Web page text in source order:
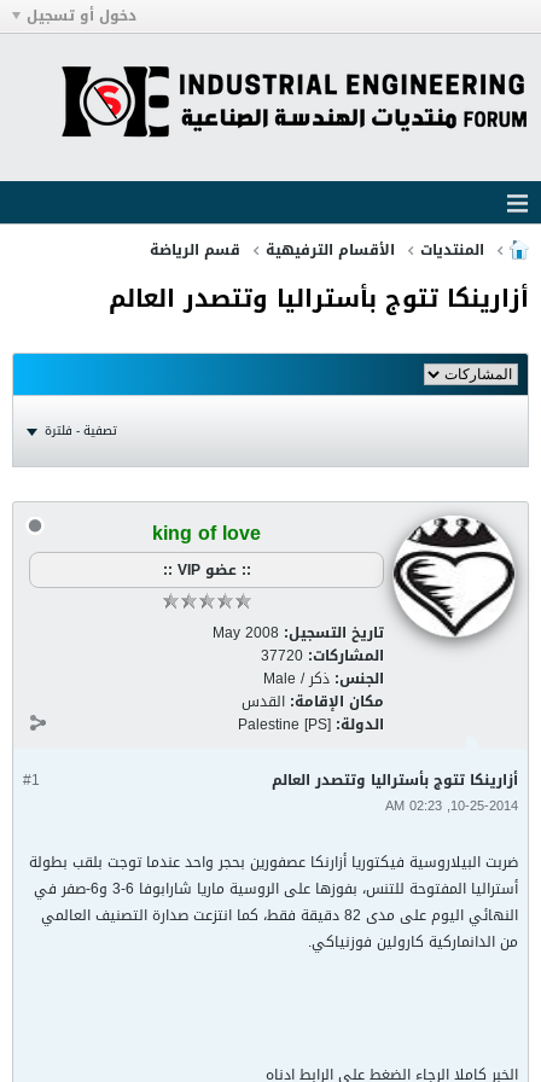
دخول أو تسجيل
المنتديات الأقسام الترفيهية قسم الرياضة
أزارينكا تتوج بأستراليا وتتصدر العالم
تصفية - فلترة
king of love
:: عضو VIP ::
تاريخ التسجيل: May 2008
المشاركات: 37720
الجنس: ذكر / Male
مكان الإقامة: القدس
الدولة: Palestine [PS]
#1 أزارينكا تتوج بأستراليا وتتصدر العالم
10-25-2014, 02:23 AM
ضربت البيلاروسية فيكتوريا أزارنكا عصفورين بحجر واحد عندما توجت بلقب بطولة
أستراليا المفتوحة للتنس، بفوزها على الروسية ماريا شارابوفا 6-3 و6-صفر في
النهائي اليوم على مدى 82 دقيقة فقط، كما انتزعت صدارة التصنيف العالمي
من الدانماركية كارولين فوزنياكي.
الخبر كاملا الرجاء الضغط على الرابط ادناه